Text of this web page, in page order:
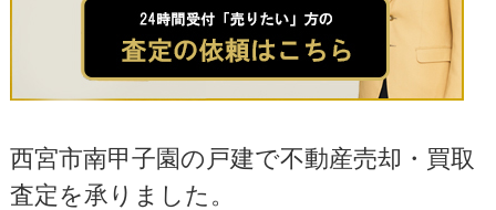
西宮市南甲子園の戸建で不動産売却・買取
査定を承りました。